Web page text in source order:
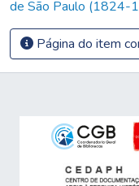
de São Paulo (1824-
Página do item